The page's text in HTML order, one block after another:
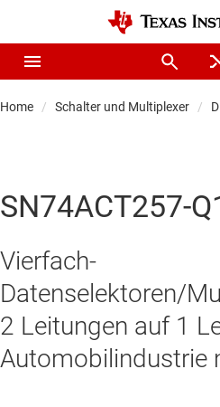
Home Schalter und Multiplexer
SN74ACT257-
Vierfach-
Datenselektoren/
2 Leitungen auf 1
Automobilindustrie